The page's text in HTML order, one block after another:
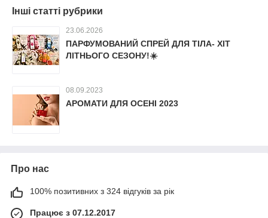
Інші статті рубрики
23.06.2026
ПАРФУМОВАНИЙ СПРЕЙ ДЛЯ ТІЛА- ХІТ
ЛІТНЬОГО СЕЗОНУ!☀️
08.09.2023
АРОМАТИ ДЛЯ ОСЕНІ 2023
Про нас
100% позитивних з 324 відгуків за рік
Працює з 07.12.2017